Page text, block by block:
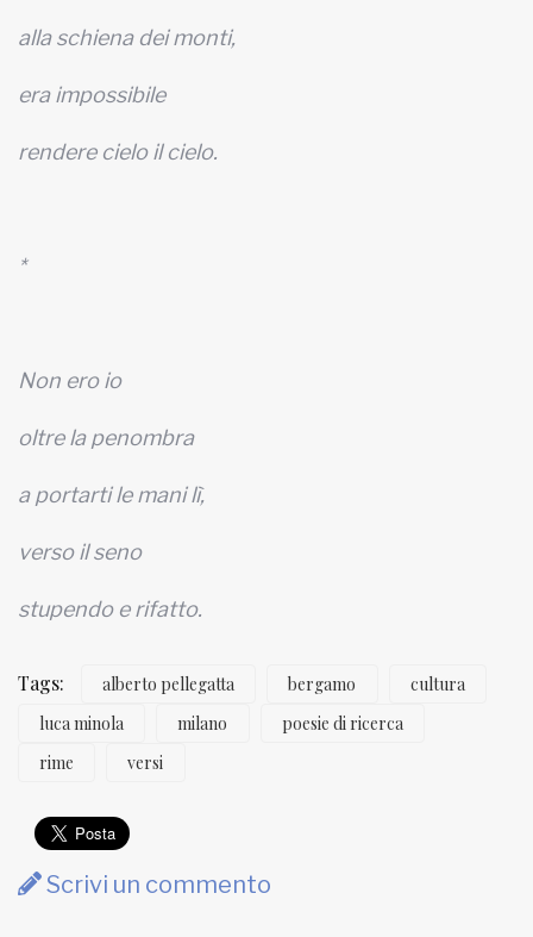
alla schiena dei monti,
era impossibile
rendere cielo il cielo.
*
Non ero io
oltre la penombra
a portarti le mani lì,
verso il seno
stupendo e rifatto.
Tags: alberto pellegatta bergamo
cultura
luca minola
milano
poesie di ricerca
rime
versi
Scrivi un commento